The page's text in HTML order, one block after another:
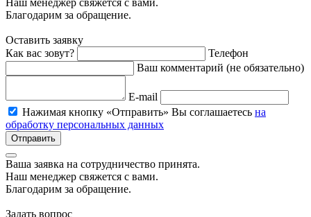
Благодарим за обращение.
Оставить заявку
Как вас зовут?
Телефон
Ваш комментарий (не обязательно)
E-mail
Нажимая кнопку «Отправить» Вы соглашаетесь на
обработку персональных данных
Отправить
Ваша заявка на cотрудничество принята.
Наш менеджер свяжется с вами.
Благодарим за обращение.
Задать вопрос